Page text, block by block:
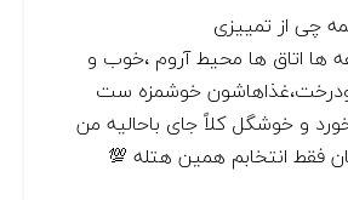
چی از تمییزی
ها اتاق ها محیط آروم ،خوب و
خوشمزه ست
و خوشگل کلاً جای باحالیه من
فقط انتخابم همین هتله 💯